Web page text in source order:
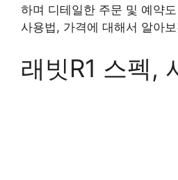
하며 디테일한 주문 및 예약
사용법, 가격에 대해서 알아
래빗R1 스펙,